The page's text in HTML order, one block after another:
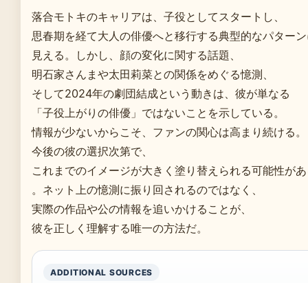
落合モトキのキャリアは、子役としてスタートし、
思春期を経て大人の俳優へと移行する典型的なパター
見える。しかし、顔の変化に関する話題、
明石家さんまや太田莉菜との関係をめぐる憶測、
そして2024年の劇団結成という動きは、彼が単なる
「子役上がりの俳優」ではないことを示している。
情報が少ないからこそ、ファンの関心は高まり続ける。
今後の彼の選択次第で、
これまでのイメージが大きく塗り替えられる可能性が
。ネット上の憶測に振り回されるのではなく、
実際の作品や公の情報を追いかけることが、
彼を正しく理解する唯一の方法だ。
ADDITIONAL SOURCES